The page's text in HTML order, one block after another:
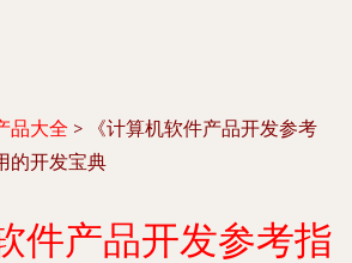
品大全 >
《计算机软件产品开发参考
的开发宝典
件产品开发参考指